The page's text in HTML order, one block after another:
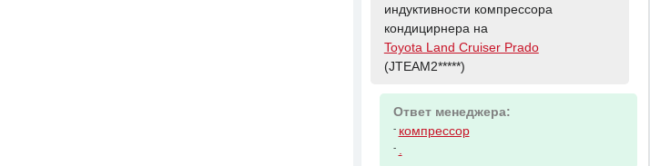
индуктивности компрессора
кондицирнера на
Toyota Land Cruiser Prado
(JTEAM2*****)
Ответ менеджера:
- компрессор
-